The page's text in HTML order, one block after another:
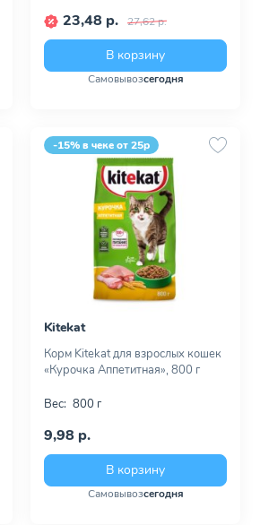
23,48 р. 27,62 р.
В корзину
Самовывозсегодня
-15% в чеке от 25р
Kitekat
Корм Kitekat для взрослых кошек
«Курочка Аппетитная», 800 г
Вес: 800 г
9,98 р.
В корзину
Самовывозсегодня